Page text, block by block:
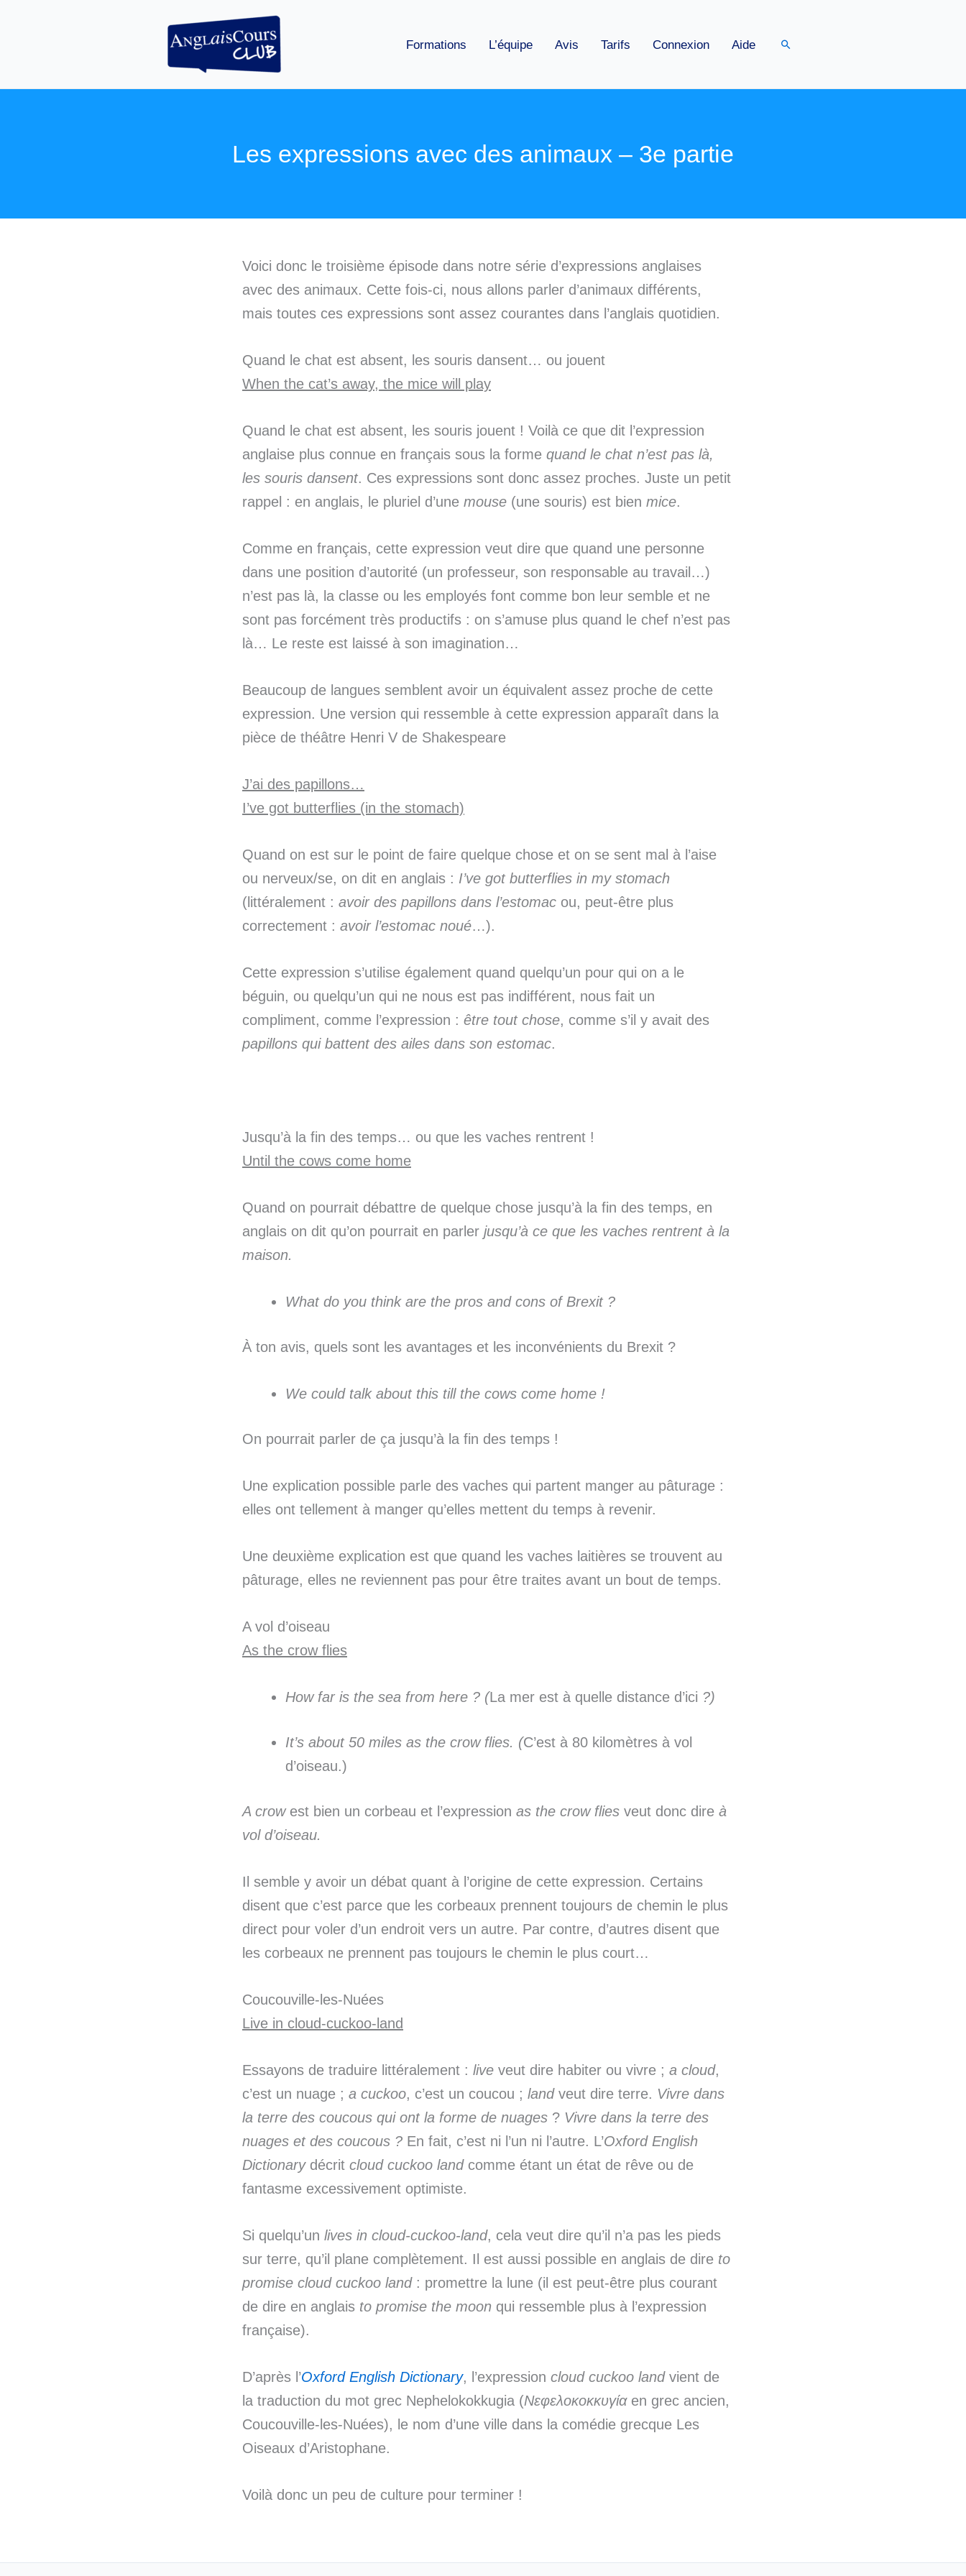
Formations L’équipe Avis Tarifs Connexion Aide Rechercher
Les expressions avec des animaux – 3e partie
Voici donc le troisième épisode dans notre série d’expressions anglaises
avec des animaux. Cette fois-ci, nous allons parler d’animaux différents,
mais toutes ces expressions sont assez courantes dans l’anglais quotidien.
Quand le chat est absent, les souris dansent… ou jouent
When the cat’s away, the mice will play
Quand le chat est absent, les souris jouent ! Voilà ce que dit l’expression
anglaise plus connue en français sous la forme quand le chat n’est pas là,
les souris dansent. Ces expressions sont donc assez proches. Juste un petit
rappel : en anglais, le pluriel d’une mouse (une souris) est bien mice.
Comme en français, cette expression veut dire que quand une personne
dans une position d’autorité (un professeur, son responsable au travail…)
n’est pas là, la classe ou les employés font comme bon leur semble et ne
sont pas forcément très productifs : on s’amuse plus quand le chef n’est pas
là… Le reste est laissé à son imagination…
Beaucoup de langues semblent avoir un équivalent assez proche de cette
expression. Une version qui ressemble à cette expression apparaît dans la
pièce de théâtre Henri V de Shakespeare
J’ai des papillons…
I’ve got butterflies (in the stomach)
Quand on est sur le point de faire quelque chose et on se sent mal à l’aise
ou nerveux/se, on dit en anglais : I’ve got butterflies in my stomach
(littéralement : avoir des papillons dans l’estomac ou, peut-être plus
correctement : avoir l’estomac noué…).
Cette expression s’utilise également quand quelqu’un pour qui on a le
béguin, ou quelqu’un qui ne nous est pas indifférent, nous fait un
compliment, comme l’expression : être tout chose, comme s’il y avait des
papillons qui battent des ailes dans son estomac.
Jusqu’à la fin des temps… ou que les vaches rentrent !
Until the cows come home
Quand on pourrait débattre de quelque chose jusqu’à la fin des temps, en
anglais on dit qu’on pourrait en parler jusqu’à ce que les vaches rentrent à la
maison.
What do you think are the pros and cons of Brexit ?
À ton avis, quels sont les avantages et les inconvénients du Brexit ?
We could talk about this till the cows come home !
On pourrait parler de ça jusqu’à la fin des temps !
Une explication possible parle des vaches qui partent manger au pâturage :
elles ont tellement à manger qu’elles mettent du temps à revenir.
Une deuxième explication est que quand les vaches laitières se trouvent au
pâturage, elles ne reviennent pas pour être traites avant un bout de temps.
A vol d’oiseau
As the crow flies
How far is the sea from here ? (La mer est à quelle distance d’ici ?)
It’s about 50 miles as the crow flies. (C’est à 80 kilomètres à vol
d’oiseau.)
A crowest bien un corbeau et l’expression as the crow flies veut donc dire à
vol d’oiseau.
Il semble y avoir un débat quant à l’origine de cette expression. Certains
disent que c’est parce que les corbeaux prennent toujours de chemin le plus
direct pour voler d’un endroit vers un autre. Par contre, d’autres disent que
les corbeaux ne prennent pas toujours le chemin le plus court…
Coucouville-les-Nuées
Live in cloud-cuckoo-land
Essayons de traduire littéralement : live veut dire habiter ou vivre ; a cloud,
c’est un nuage ; a cuckoo, c’est un coucou ; land veut dire terre. Vivre dans
la terre des coucous qui ont la forme de nuages ? Vivre dans la terre des
nuages et des coucous ? En fait, c’est ni l’un ni l’autre. L’Oxford English
Dictionarydécrit cloud cuckoo landcomme étant un état de rêve ou de
fantasme excessivement optimiste.
Si quelqu’un lives in cloud-cuckoo-land, cela veut dire qu’il n’a pas les pieds
sur terre, qu’il plane complètement. Il est aussi possible en anglais de dire to
promise cloud cuckoo land: promettre la lune (il est peut-être plus courant
de dire en anglais to promise the moon qui ressemble plus à l’expression
française).
D’après l’Oxford English Dictionary, l’expression cloud cuckoo landvient de
la traduction du mot grec Nephelokokkugia (Νεφελοκοκκυγίαen grec ancien,
Coucouville-les-Nuées), le nom d’une ville dans la comédie grecque Les
Oiseaux d’Aristophane.
Voilà donc un peu de culture pour terminer !